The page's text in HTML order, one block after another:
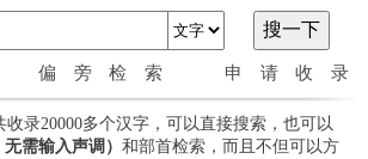
偏旁检索 申请收录
收录20000多个汉字，可以直接搜索，也可以
需输入声调） 和部首检索，而且不但可以方